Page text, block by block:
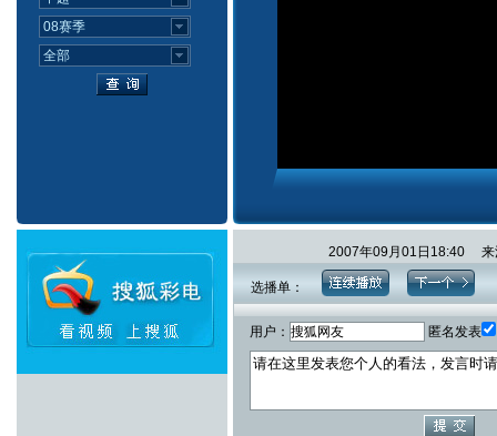
2007年09月01日18:40
选播单：
用户： 匿名发表